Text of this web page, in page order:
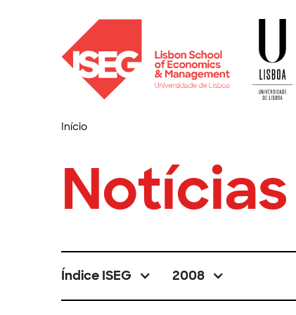
Início
Notícias
Índice ISEG 2008